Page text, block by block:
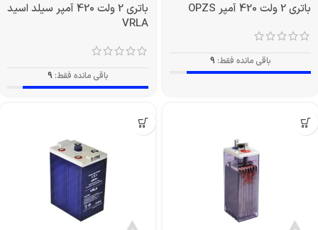
باتری 2 ولت 420 آمپر OPZS
باقی مانده فقط: 9
باتری 2 ولت 420 آمپر سیلد اسید
VRLA
باقی مانده فقط: 9